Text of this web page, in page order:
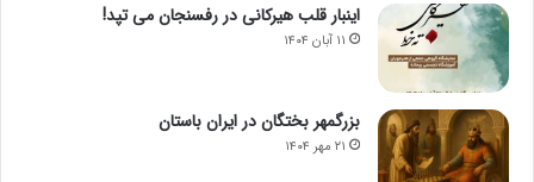
اینبار قلب هیرکانی در رفسنجان می تپد!
۱۱ آبان ۱۴۰۴
بزرگمهر بختگان در ایران باستان
۲۱ مهر ۱۴۰۴